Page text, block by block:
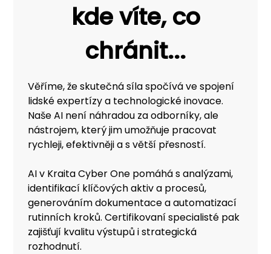
kde víte, co
chránit...
Věříme, že skutečná síla spočívá ve spojení
lidské expertízy a technologické inovace.
Naše AI není náhradou za odborníky, ale
nástrojem, který jim umožňuje pracovat
rychleji, efektivněji a s větší přesností.
AI v Kraita Cyber One pomáhá s analýzami,
identifikací klíčových aktiv a procesů,
generováním dokumentace a automatizací
rutinních kroků. Certifikovaní specialisté pak
zajišťují kvalitu výstupů i strategická
rozhodnutí.